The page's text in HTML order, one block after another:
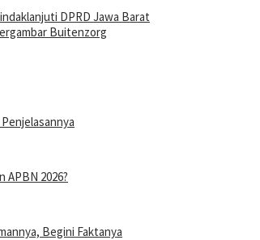
DPRD Jawa Barat
Buitenzorg
2026?
Begini Faktanya